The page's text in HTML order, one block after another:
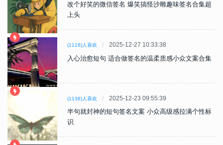
改个好笑的微信签名 爆笑搞怪沙雕趣味签名合集超
上头
(1116)人喜欢 2025-12-27 10:33:38
入心治愈短句 适合做签名的温柔质感小众文案合集
(1136)人喜欢 2025-12-23 09:55:39
半句就封神的短句签名文案 小众高级感拉满个性标
识